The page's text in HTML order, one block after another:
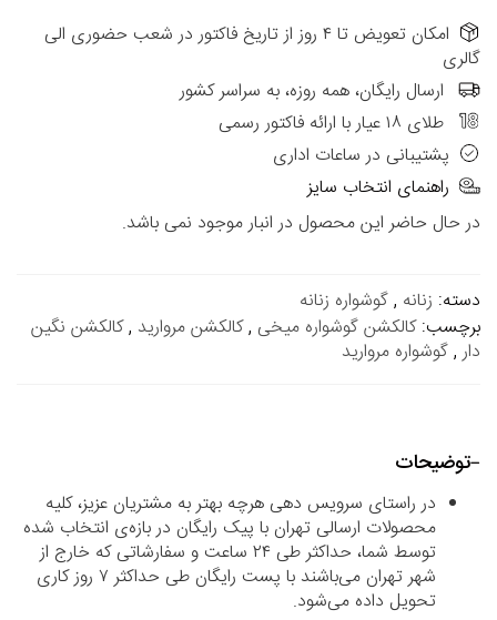
امکان تعویض تا ۴ روز از تاریخ فاکتور در شعب حضوری الی
گالری
ارسال رایگان، همه روزه، به سراسر کشور
طلای ۱۸ عیار با ارائه فاکتور رسمی
پشتیبانی در ساعات اداری
راهنمای انتخاب سایز
در حال حاضر این محصول در انبار موجود نمی باشد.
دسته: زنانه ,گوشواره زنانه
برچسب:کالکشن گوشواره میخی ,کالکشن مروارید ,کالکشن نگین
دار ,گوشواره مروارید
توضیحات
در راستای سرویس دهی هرچه بهتر به مشتریان عزیز، کلیه
محصولات ارسالی تهران با پیک رایگان در بازه‌ی انتخاب شده
توسط شما، حداکثر طی ۲۴ ساعت و سفارشاتی که خارج از
شهر تهران می‌باشند با پست رایگان طی حداکثر ۷ روز کاری
تحویل داده می‌شود.